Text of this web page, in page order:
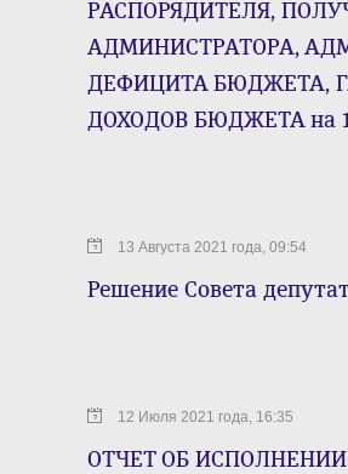
РАСПОРЯДИТЕЛЯ,
АДМИНИСТРАТОРА,
ДЕФИЦИТА БЮДЖЕТА,
ДОХОДОВ БЮДЖЕТА на 1
13 Августа 2021 года, 09:54
Решение Совета
12 Июля 2021 года, 16:35
ОТЧЕТ ОБ